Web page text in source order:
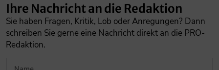
Ihre Nachricht an die Redaktion
Sie haben Fragen, Kritik, Lob oder Anregungen? Dann
schreiben Sie gerne eine Nachricht direkt an die PRO-
Redaktion.